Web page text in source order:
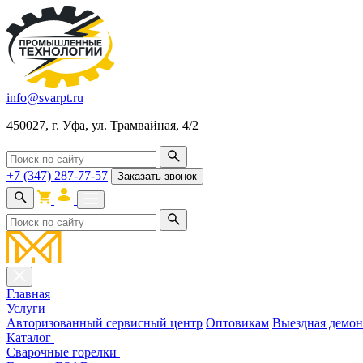
info@svarpt.ru
450027, г. Уфа, ул. Трамвайная, 4/2
+7 (347) 287-77-57 Заказать звонок
Главная
Услуги
Авторизованный сервисный центр Оптовикам Выездная
Каталог
Cварочные горелки